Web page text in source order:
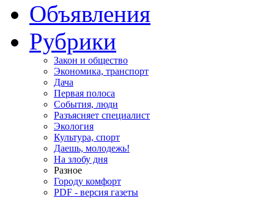
Объявления
Рубрики
Закон и общество
Экономика, транспорт
Дача
Первая полоса
События, люди
Разъясняет специалист
Экология
Культура, спорт
Даешь, молодежь!
На злобу дня
Разное
Городу комфорт
PDF - версия газеты